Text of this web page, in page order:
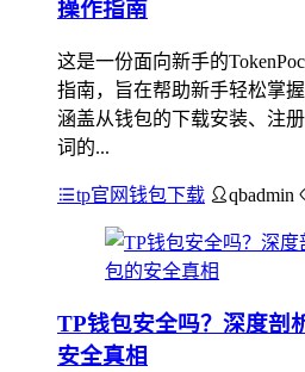
操作指南
这是一份面向新手的
指南，旨在帮助新手轻松掌
涵盖从钱包的下载安装、注
词的...
tp官网钱包下载 qbadmin
TP钱包安全吗？深度剖
安全真相